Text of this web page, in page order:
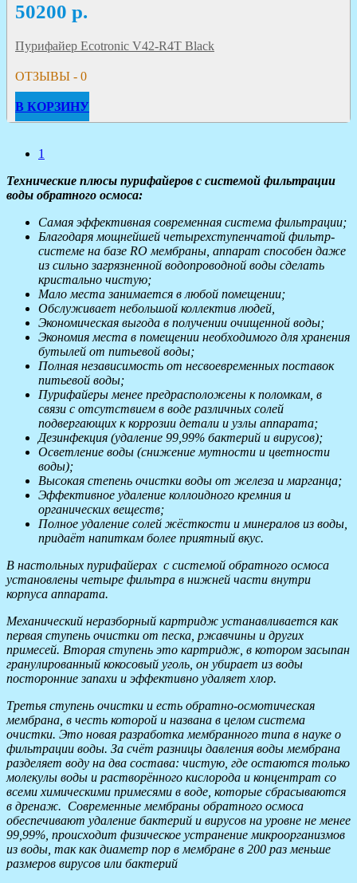
50200 р.
Пурифайер Ecotronic V42-R4T Black
ОТЗЫВЫ - 0
В КОРЗИНУ
1
Технические плюсы пурифайеров с системой фильтрации
воды обратного осмоса:
Самая эффективная современная система фильтрации;
Благодаря мощнейшей четырехступенчатой фильтр-
системе на базе RO мембраны, аппарат способен даже
из сильно загрязненной водопроводной воды сделать
кристально чистую;
Мало места занимается в любой помещении;
Обслуживает небольшой коллектив людей,
Экономическая выгода в получении очищенной воды;
Экономия места в помещении необходимого для хранения
бутылей от питьевой воды;
Полная независимость от несвоевременных поставок
питьевой воды;
Пурифайеры менее предрасположены к поломкам, в
связи с отсутствием в воде различных солей
подвергающих к коррозии детали и узлы аппарата;
Дезинфекция (удаление 99,99% бактерий и вирусов);
Осветление воды (снижение мутности и цветности
воды);
Высокая степень очистки воды от железа и марганца;
Эффективное удаление коллоидного кремния и
органических веществ;
Полное удаление солей жёсткости и минералов из воды,
придаёт напиткам более приятный вкус.
В настольных пурифайерах с системой обратного осмоса
установлены четыре фильтра в нижней части внутри
корпуса аппарата.
Механический неразборный картридж устанавливается как
первая ступень очистки от песка, ржавчины и других
примесей. Вторая ступень это картридж, в котором засыпан
гранулированный кокосовый уголь, он убирает из воды
посторонние запахи и эффективно удаляет хлор.
Третья ступень очистки и есть обратно-осмотическая
мембрана, в честь которой и названа в целом система
очистки. Это новая разработка мембранного типа в науке о
фильтрации воды. За счёт разницы давления воды мембрана
разделяет воду на два состава: чистую, где остаются только
молекулы воды и растворённого кислорода и концентрат со
всеми химическими примесями в воде, которые сбрасываются
в дренаж. Современные мембраны обратного осмоса
обеспечивают удаление бактерий и вирусов на уровне не менее
99,99%, происходит физическое устранение микроорганизмов
из воды, так как диаметр пор в мембране в 200 раз меньше
размеров вирусов или бактерий